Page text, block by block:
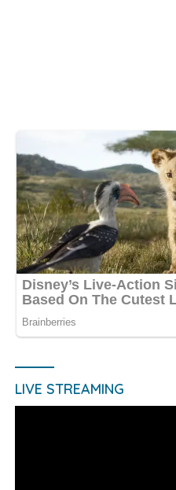
LIVE STREAMING